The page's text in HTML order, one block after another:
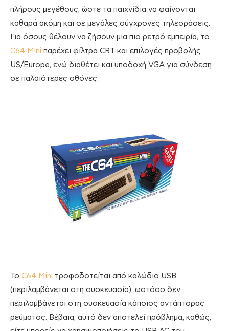
πλήρους μεγέθους, ώστε τα παιχνίδια να φαίνονται
καθαρά ακόμη και σε μεγάλες σύγχρονες τηλεοράσεις.
Για όσους θέλουν να ζήσουν μια πιο ρετρό εμπειρία, το
C64 Mini παρέχει φίλτρα CRT και επιλογές προβολής
US/Europe, ενώ διαθέτει και υποδοχή VGA για σύνδεση
σε παλαιότερες οθόνες.
Το C64 Mini τροφοδοτείται από καλώδιο USB
(περιλαμβάνεται στη συσκευασία), ωστόσο δεν
περιλαμβάνεται στη συσκευασία κάποιος αντάπτορας
ρεύματος. Βέβαια, αυτό δεν αποτελεί πρόβλημα, καθώς,